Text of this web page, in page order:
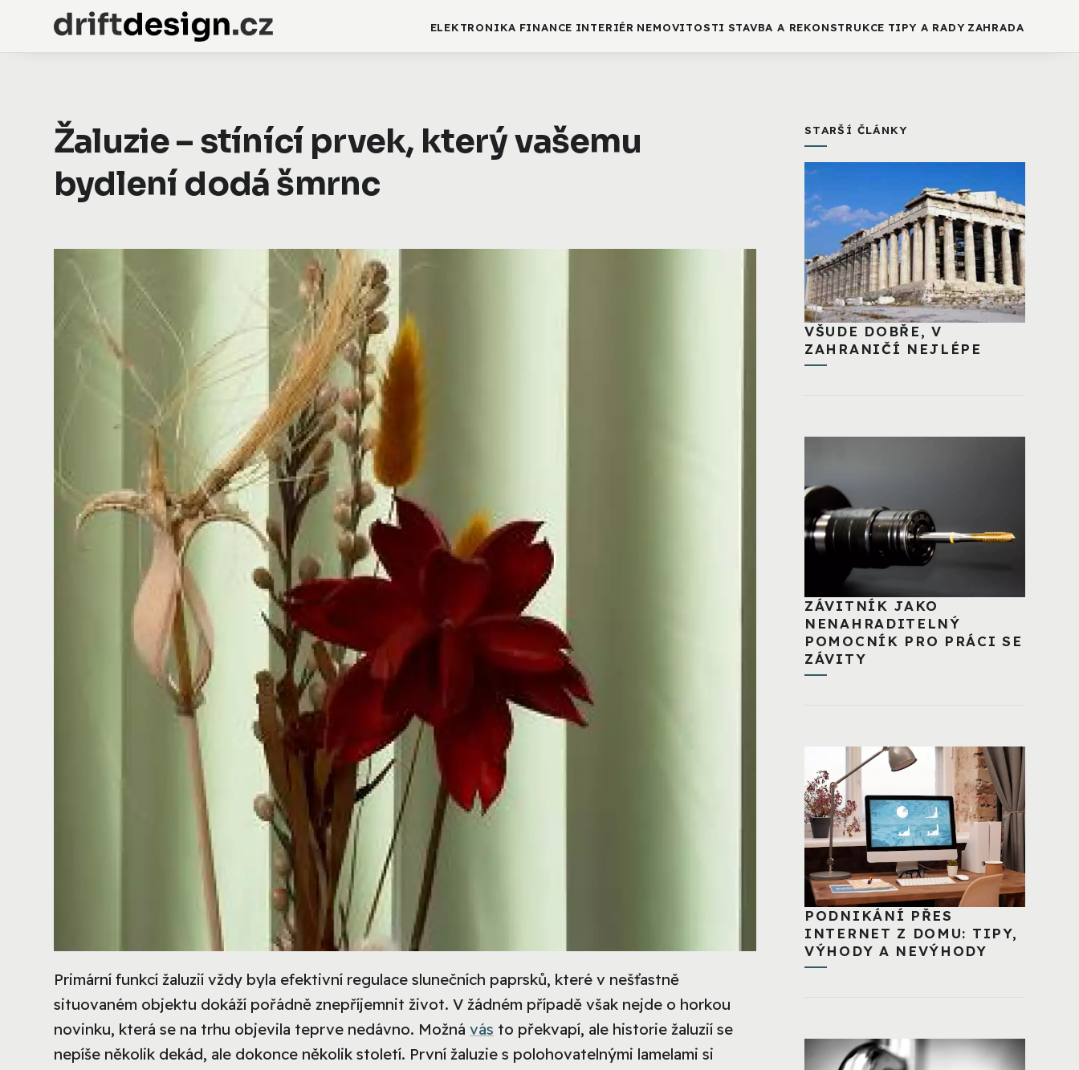
ELEKTRONIKA FINANCE INTERIÉR NEMOVITOSTI STAVBA A REKONSTRUKCE TIPY A RADY ZAHRADA
Žaluzie – stínící prvek, který vašemu
bydlení dodá šmrnc
Primární funkcí žaluzií vždy byla efektivní regulace slunečních paprsků, které v nešťastně
situovaném objektu dokáží pořádně znepříjemnit život. V žádném případě však nejde o horkou
novinku, která se na trhu objevila teprve nedávno. Možná vás to překvapí, ale historie žaluzií se
nepíše několik dekád, ale dokonce několik století. První žaluzie s polohovatelnými lamelami si
STARŠÍ ČLÁNKY
VŠUDE DOBŘE, V
ZAHRANIČÍ NEJLÉPE
ZÁVITNÍK JAKO
NENAHRADITELNÝ
POMOCNÍK PRO PRÁCI SE
ZÁVITY
PODNIKÁNÍ PŘES
INTERNET Z DOMU: TIPY,
VÝHODY A NEVÝHODY